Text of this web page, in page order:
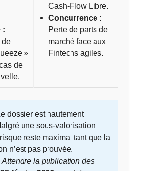
:
de
»
de
Cash-Flow Libre.
Concurrence :
Perte de parts de
marché face aux
Fintechs agiles.
dossier est hautement
une sous-valorisation
reste maximal tant que la
n’est pas prouvée.
Attendre la publication des